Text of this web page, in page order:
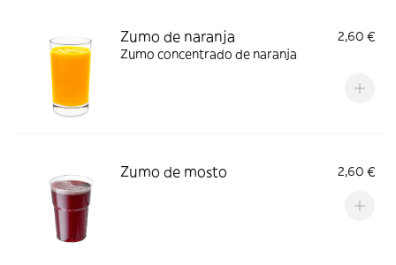
Zumo de naranja
2,60 €
Zumo concentrado de naranja
Zumo de mosto 2,60 €